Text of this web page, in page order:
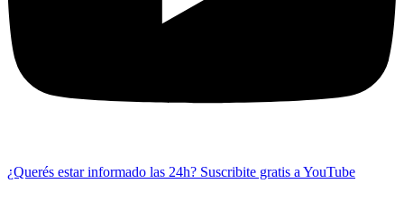
¿Querés estar informado las 24h? Suscribite gratis a YouTube